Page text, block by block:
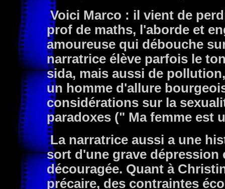
Voici Marco : il vient de
prof de maths, l'aborde et
amoureuse qui débouche
narratrice élève parfois le
sida, mais aussi de
un homme d'allure
considérations sur la
paradoxes (" Ma femme est
La narratrice aussi a une
sort d'une grave dépression
découragée. Quant à
précaire, des contraintes